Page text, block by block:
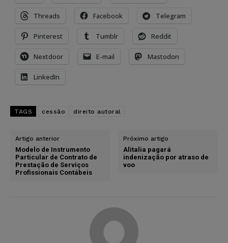
Threads Facebook Telegram
Pinterest Tumblr Reddit
Nextdoor E-mail Mastodon
LinkedIn
TAGS cessão direito autoral
Artigo anterior
Modelo de Instrumento
Particular de Contrato de
Prestação de Serviços
Profissionais Contábeis
Próximo artigo
Alitalia pagará
indenização por atraso de
voo